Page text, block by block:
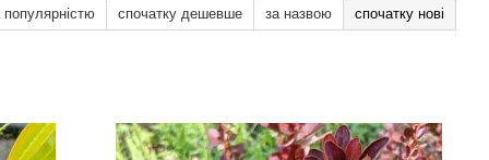
популярністю спочатку дешевше за назвою спочатку нові